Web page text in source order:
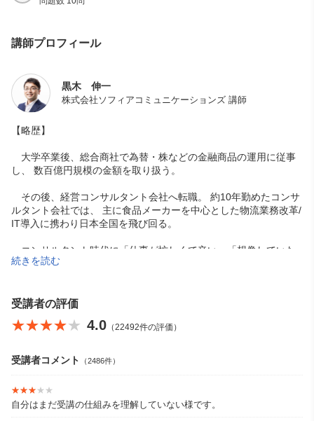
講師プロフィール
黒木 伸一
株式会社ソフィアコミュニケーションズ 講師
【略歴】
大学卒業後、総合商社で為替・株などの金融商品の運用に従事
し、 数百億円規模の金額を取り扱う。
その後、経営コンサルタント会社へ転職。 約10年勤めたコンサ
ルタント会社では、 主に食品メーカーを中心とした物流業務改革/
IT導入に携わり日本全国を飛び回る。
コンサルタント時代に「仕事が忙しくて辛い」「想像していた
仕事とは違い、モチベーションが上がらない」など、ネガティブ
この経験がきっかけでコーチングに関心を持つ。 コーチングと
部下の復帰や成長をサポート。
2016年、株式会社4Cを設立。 部下育成に悩む管理職や、幹部
ン向上・成長を促進している。
続きを読む
受講者の評価
★★★★★
★★★★★ 4.0 （22492件の評価）
受講者コメント （2486件）
★★★★★
★★★★★
自分はまだ受講の仕組みを理解していない様です。